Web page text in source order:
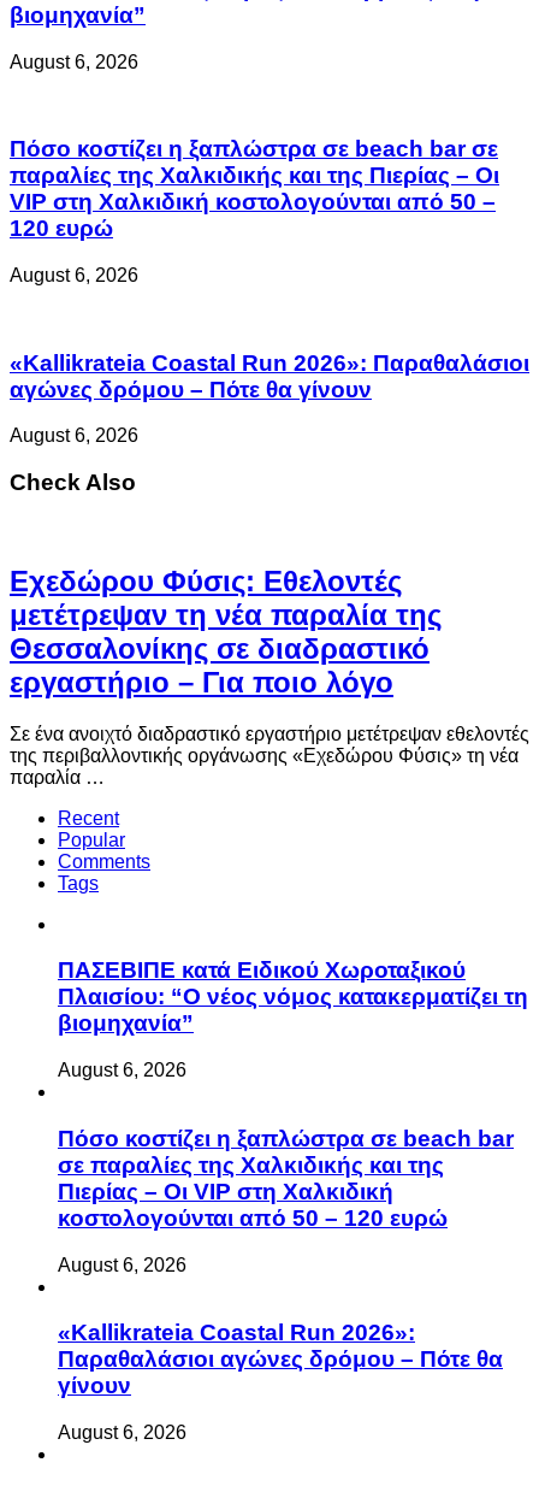
βιομηχανία”
August 6, 2026
Πόσο κοστίζει η ξαπλώστρα σε beach bar σε
παραλίες της Χαλκιδικής και της Πιερίας – Οι
VIP στη Χαλκιδική κοστολογούνται από 50 –
120 ευρώ
August 6, 2026
«Kallikrateia Coastal Run 2026»: Παραθαλάσιοι
αγώνες δρόμου – Πότε θα γίνουν
August 6, 2026
Check Also
Eχεδώρου Φύσις: Εθελοντές
μετέτρεψαν τη νέα παραλία της
Θεσσαλονίκης σε διαδραστικό
εργαστήριο – Για ποιο λόγο
Σε ένα ανοιχτό διαδραστικό εργαστήριο μετέτρεψαν εθελοντές
της περιβαλλοντικής οργάνωσης «Εχεδώρου Φύσις» τη νέα
παραλία …
Recent
Popular
Comments
Tags
ΠΑΣΕΒΙΠΕ κατά Ειδικού Χωροταξικού
Πλαισίου: “Ο νέος νόμος κατακερματίζει τη
βιομηχανία”
August 6, 2026
Πόσο κοστίζει η ξαπλώστρα σε beach bar
σε παραλίες της Χαλκιδικής και της
Πιερίας – Οι VIP στη Χαλκιδική
κοστολογούνται από 50 – 120 ευρώ
August 6, 2026
«Kallikrateia Coastal Run 2026»:
Παραθαλάσιοι αγώνες δρόμου – Πότε θα
γίνουν
August 6, 2026